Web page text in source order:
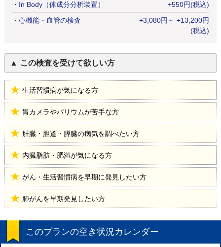
・ In Body（体成分分析装置） +550円(税込)
・ 心機能・血管の検査 +3,080円 ～ +13,200円
(税込)
この検査を受けて欲しい方
生活習慣病が気になる方
胃カメラやバリウムが苦手な方
肝臓・胆道・膵臓の病気を調べたい方
内臓脂肪・肥満が気になる方
がん・生活習慣病を早期に発見したい方
肺がんを早期発見したい方
このプランの空き状況カレンダー